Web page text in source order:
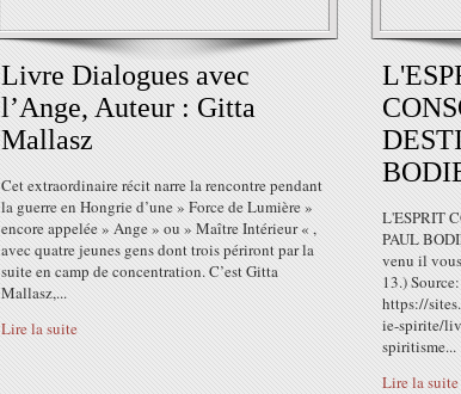
Livre Dialogues avec
l’Ange, Auteur : Gitta
Mallasz
Cet extraordinaire récit narre la rencontre pendant
la guerre en Hongrie d’une » Force de Lumière »
encore appelée » Ange » ou » Maître Intérieur « ,
avec quatre jeunes gens dont trois périront par la
suite en camp de concentration. C’est Gitta
Mallasz,...
Lire la suite
L'ESPRIT
PAUL
venu il
13.) Source:
https://
ie-spirite/
spiritisme...
Lire la suite